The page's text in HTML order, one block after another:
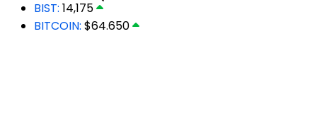
BIST: 14,175
BITCOIN: $64.650